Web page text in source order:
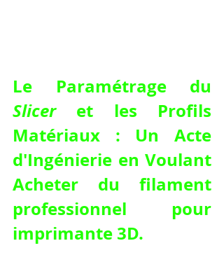
Slicer et les Profils
Matériaux : Un Acte
Acheter du filament
professionnel pour
imprimante 3D.